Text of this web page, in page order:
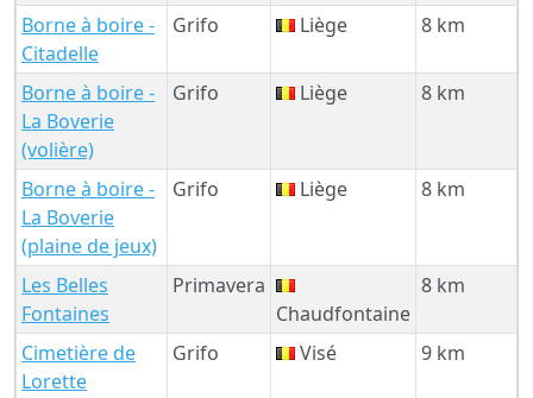
Borne à boire -
Citadelle
Grifo Liège 8 km
Borne à boire -
La Boverie
(volière)
Grifo Liège 8 km
Borne à boire -
La Boverie
(plaine de jeux)
Grifo Liège 8 km
Les Belles
Fontaines
Primavera
Chaudfontaine
8 km
Cimetière de
Lorette
Grifo Visé 9 km